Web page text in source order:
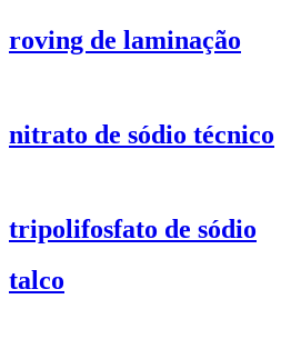
roving de laminação
nitrato de sódio técnico
tripolifosfato de sódio
talco